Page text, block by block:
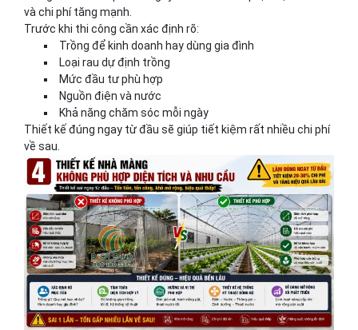
và chi phí tăng mạnh.
Trước khi thi công cần xác định rõ:
Trồng để kinh doanh hay dùng gia đình
Loại rau dự định trồng
Mức đầu tư phù hợp
Nguồn điện và nước
Khả năng chăm sóc mỗi ngày
Thiết kế đúng ngay từ đầu sẽ giúp tiết kiệm rất nhiều chi phí
về sau.